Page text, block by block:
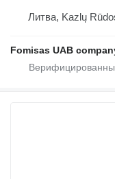
Литва, Kazlų
Fomisas UAB